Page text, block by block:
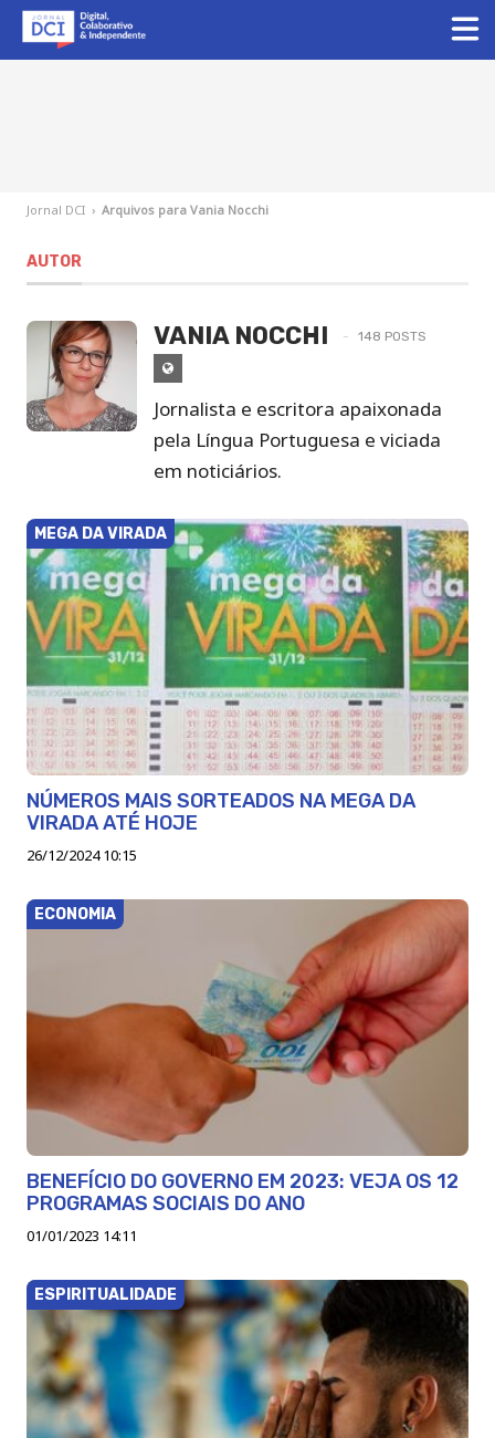
Jornal DCI › Arquivos para Vania Nocchi
AUTOR
VANIA NOCCHI 148 POSTS
Site
Nocchi
Jornalista e escritora apaixonada
pela Língua Portuguesa e viciada
em noticiários.
MEGA DA VIRADA
NÚMEROS MAIS SORTEADOS NA MEGA DA
VIRADA ATÉ HOJE
26/12/2024 10:15
ECONOMIA
BENEFÍCIO DO GOVERNO EM 2023: VEJA OS 12
PROGRAMAS SOCIAIS DO ANO
01/01/2023 14:11
ESPIRITUALIDADE